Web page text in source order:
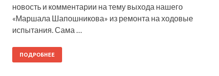
новость и комментарии на тему выхода нашего
«Маршала Шапошникова» из ремонта на ходовые
испытания. Сама …
ПОДРОБНЕЕ